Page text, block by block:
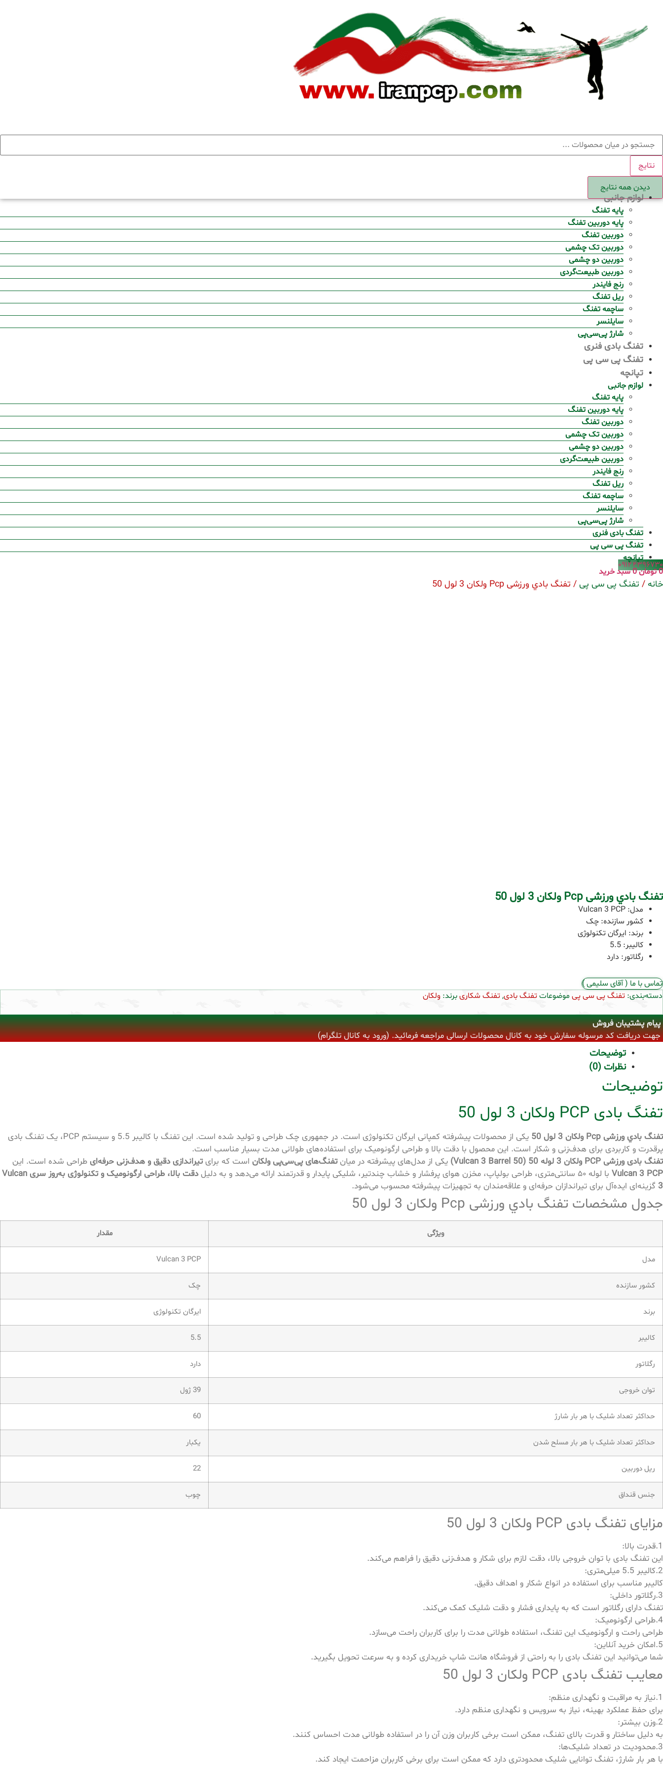
content
جستجو
.
نتایج
دیدن همه نتایج
لوازم جانبی
پایه تفنگ
پایه دوربین تفنگ
دوربین تفنگ
دوربین تک چشمی
دوربین دو چشمی
دوربین طبیعت‌گردی
رنج فایندر
ریل تفنگ
ساچمه تفنگ
سایلنسر
شارژ پی‌سی‌پی
تفنگ بادی فنری
تفنگ پی سی پی
تپانچه
لوازم جانبی
پایه تفنگ
پایه دوربین تفنگ
دوربین تفنگ
دوربین تک چشمی
دوربین دو چشمی
دوربین طبیعت‌گردی
رنج فایندر
ریل تفنگ
ساچمه تفنگ
سایلنسر
شارژ پی‌سی‌پی
تفنگ بادی فنری
تفنگ پی سی پی
تپانچه
۰۹۱۲۴۳۹۶۷۳۰
0تومان0سبد خرید
خانه / تفنگ پی سی پی / تفنگ بادي ورزشی Pcp ولكان 3 لول 50
تفنگ بادي ورزشی Pcp ولكان 3 لول 50
مدل: Vulcan 3 PCP
کشور سازنده: چک
برند: ایرگان تکنولوژی
کالیبر: 5.5
رگلاتور: دارد
تماس با ما ( آقای سلیمی )
دسته‌بندی: تفنگ پی سی پی موضوعاتتفنگ بادی,تفنگ شکاریبرند: ولکان
پیام پشتیبان فروش
جهت دریافت کد مرسوله سفارش خود به کانال محصولات ارسالی مراجعه فرمائید. (ورود به کانال تلگرام)
توضیحات
نظرات (0)
توضیحات
تفنگ بادی PCP ولکان 3 لول 50
تفنگ بادي ورزشی Pcp ولكان 3 لول 50
یکی از محصولات پیشرفته کمپانی ایرگان تکنولوژی است. در جمهوری چک طراحی و تولید شده است. این تفنگ با کالیبر 5.5 و سیستم PCP، یک تفنگ بادی
پرقدرت و کاربردی برای هدف‌زنی و شکار است. این محصول با دقت بالا و طراحی ارگونومیک برای استفاده‌های طولانی مدت بسیار مناسب است.
تفنگ بادی ورزشی PCP ولکان 3 لوله 50 (Vulcan 3 Barrel 50)
یکی از مدل‌های پیشرفته در میانتفنگ‌های پی‌سی‌پی ولکان است که برایتیراندازی دقیق و هدف‌زنی حرفه‌ای طراحی شده است. این
Vulcan 3 PCP با لوله ۵۰ سانتی‌متری، طراحی بولپاپ، مخزن هوای پرفشار و خشاب چندتیر، شلیکی پایدار و قدرتمند ارائه می‌دهد و به دلیل
دقت بالا، طراحی ارگونومیک و تکنولوژی به‌روز سری Vulcan
3 گزینه‌ای ایده‌آل برای تیراندازان حرفه‌ای و علاقه‌مندان به تجهیزات پیشرفته محسوب می‌شود.
جدول مشخصات تفنگ بادي ورزشی Pcp ولكان 3 لول 50
ویژگی مقدار
مدل Vulcan 3 PCP
کشور سازنده چک
برند ایرگان تکنولوژی
کالیبر 5.5
رگلاتور دارد
توان خروجی 39 ژول
حداکثر تعداد شلیک با هر بار شارژ 60
حداکثر تعداد شلیک با هر بار مسلح شدن یکبار
ریل دوربین 22
جنس قنداق چوب
مزایای تفنگ بادی PCP ولکان 3 لول 50
1.قدرت بالا:
این تفنگ بادی با توان خروجی بالا، دقت لازم برای شکار و هدف‌زنی دقیق را فراهم می‌کند.
2.کالیبر 5.5 میلی‌متری:
کالیبر مناسب برای استفاده در انواع شکار و اهداف دقیق.
3.رگلاتور داخلی:
تفنگ دارای رگلاتور است که به پایداری فشار و دقت شلیک کمک می‌کند.
4.طراحی ارگونومیک:
طراحی راحت و ارگونومیک این تفنگ، استفاده طولانی مدت را برای کاربران راحت می‌سازد.
5.امکان خرید آنلاین:
شما می‌توانید این تفنگ بادی را به راحتی از فروشگاه هانت شاپ خریداری کرده و به سرعت تحویل بگیرید.
معایب تفنگ بادی PCP ولکان 3 لول 50
1.نیاز به مراقبت و نگهداری منظم:
برای حفظ عملکرد بهینه، نیاز به سرویس و نگهداری منظم دارد.
2.وزن بیشتر:
به دلیل ساختار و قدرت بالای تفنگ، ممکن است برخی کاربران وزن آن را در استفاده طولانی مدت احساس کنند.
3.محدودیت در تعداد شلیک‌ها:
با هر بار شارژ، تفنگ توانایی شلیک محدودتری دارد که ممکن است برای برخی کاربران مزاحمت ایجاد کند.